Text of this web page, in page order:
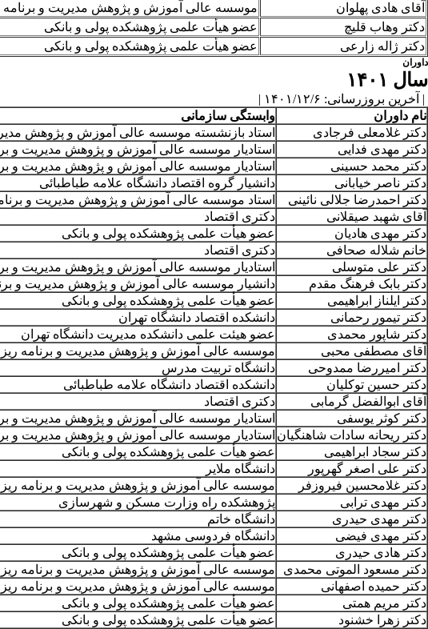
آقای هادی پهلوان
موسسه عالی آموزش و پژوهش مدیریت و برنامه
دکتر وهاب قلیچ
عضو هیأت علمی پژوهشکده پولی و بانکی
دکتر ژاله زارعی
عضو هیأت علمی پژوهشکده پولی و بانکی
داوران
سال ۱۴۰۱
| آخرین بروزرسانی: ۱۴۰۱/۱۲/۶ |
نام داوران
وابستگی سازمانی
دکتر غلامعلی فرجادی
استاد بازنشسته موسسه عالی آموزش و پژوهش
دکتر مهدی فدایی
استادیار موسسه عالی آموزش و پژوهش مدیریت و
دکتر محمد حسینی
استادیار موسسه عالی آموزش و پژوهش مدیریت و
دکتر ناصر خیابانی
دانشیار گروه اقتصاد دانشگاه علامه طباطبائی
دکتر احمدرضا جلالی نائینی
استاد موسسه عالی آموزش و پژوهش مدیریت و
آقای شهبد صیقلانی
دکتری اقتصاد
دکتر مهدی هادیان
عضو هیأت علمی پژوهشکده پولی و بانکی
خانم شلاله صحافی
دکتری اقتصاد
دکتر علی متوسلی
استادیار موسسه عالی آموزش و پژوهش مدیریت و
دکتر بابک فرهنگ مقدم
دانشیار موسسه عالی آموزش و پژوهش مدیریت و
دکتر ایلناز ابراهیمی
عضو هیأت علمی پژوهشکده پولی و بانکی
دکتر تیمور رحمانی
دانشکده اقتصاد دانشگاه تهران
دکتر شاپور محمدی
عضو هیئت علمی دانشکده مدیریت دانشگاه تهران
آقای مصطفی محبی
موسسه عالی آموزش و پژوهش مدیریت و برنامه
دکتر امیررضا ممدوحی
دانشگاه تربیت مدرس
دکتر حسین توکلیان
دانشکده اقتصاد دانشگاه علامه طباطبائی
آقای ابوالفضل گرمابی
دکتری اقتصاد
دکتر کوثر یوسفی
استادیار موسسه عالی آموزش و پژوهش مدیریت و
دکتر ریحانه سادات شاهنگیان استادیار موسسه عالی آموزش و پژوهش مدیریت و
دکتر سجاد ابراهیمی
عضو هیأت علمی پژوهشکده پولی و بانکی
دکتر علی اصغر گهرپور
دانشگاه ملایر
دکتر غلامحسین فیروزفر
موسسه عالی آموزش و پژوهش مدیریت و برنامه
دکتر مهدی ترابی
پژوهشکده راه وزارت مسکن و شهرسازی
دکتر مهدی حیدری
دانشگاه خاتم
دکتر مهدی فیضی
دانشگاه فردوسی مشهد
دکتر هادی حیدری
عضو هیأت علمی پژوهشکده پولی و بانکی
دکتر مسعود الموتی محمدی
موسسه عالی آموزش و پژوهش مدیریت و برنامه
دکتر حمیده اصفهانی
موسسه عالی آموزش و پژوهش مدیریت و برنامه
دکتر مریم همتی
عضو هیأت علمی پژوهشکده پولی و بانکی
دکتر زهرا خشنود
عضو هیأت علمی پژوهشکده پولی و بانکی